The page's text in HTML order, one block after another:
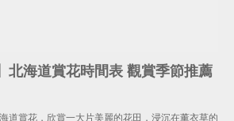
北海道賞花時間表 觀賞季節推薦
道賞花，欣賞一大片美麗的花田，浸沉在薰衣草的